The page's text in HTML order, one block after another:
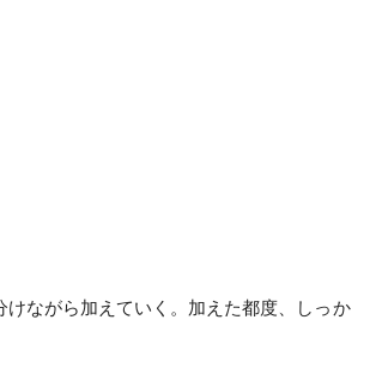
ながら加えていく。加えた都度、しっか